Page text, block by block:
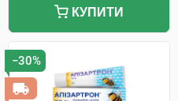
КУПИТИ
−30%